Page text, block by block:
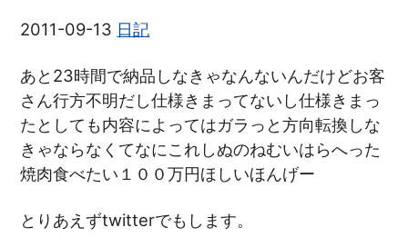
2011-09-13 日記
あと23時間で納品しなきゃなんないんだけどお客
さん行方不明だし仕様きまってないし仕様きまっ
たとしても内容によってはガラっと方向転換しな
きゃならなくてなにこれしぬのねむいはらへった
焼肉食べたい１００万円ほしいほんげー
とりあえずtwitterでもします。